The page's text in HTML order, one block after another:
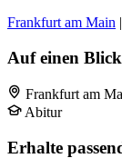
Frankfurt am Main
Auf einen Blick
Frankfurt am
Abitur
Erhalte